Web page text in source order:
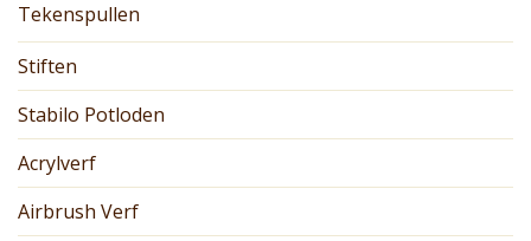
Tekenspullen
Stiften
Stabilo Potloden
Acrylverf
Airbrush Verf